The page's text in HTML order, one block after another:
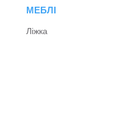
МЕБЛІ
Ліжка